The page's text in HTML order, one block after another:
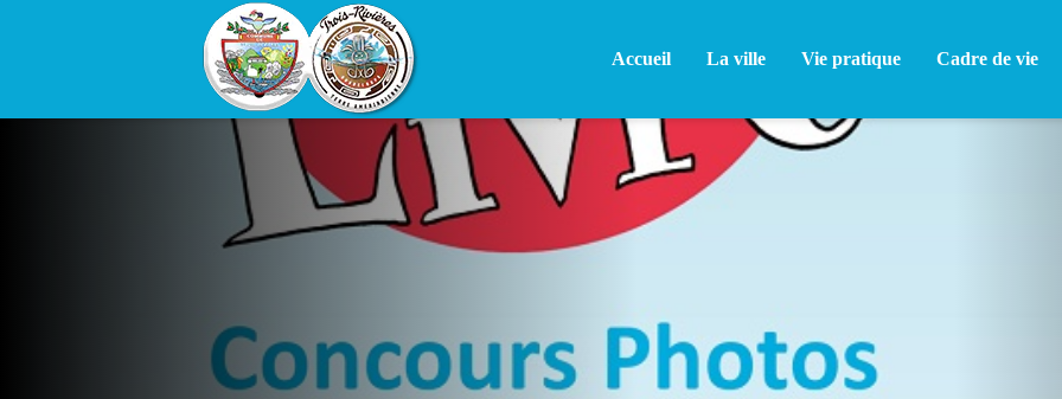
Accueil La ville Vie pratique Cadre de vie